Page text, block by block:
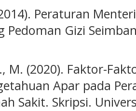
Peraturan
Pedoman Gizi
M. (2020). Faktor-
Apar pada
Sakit. Skripsi.